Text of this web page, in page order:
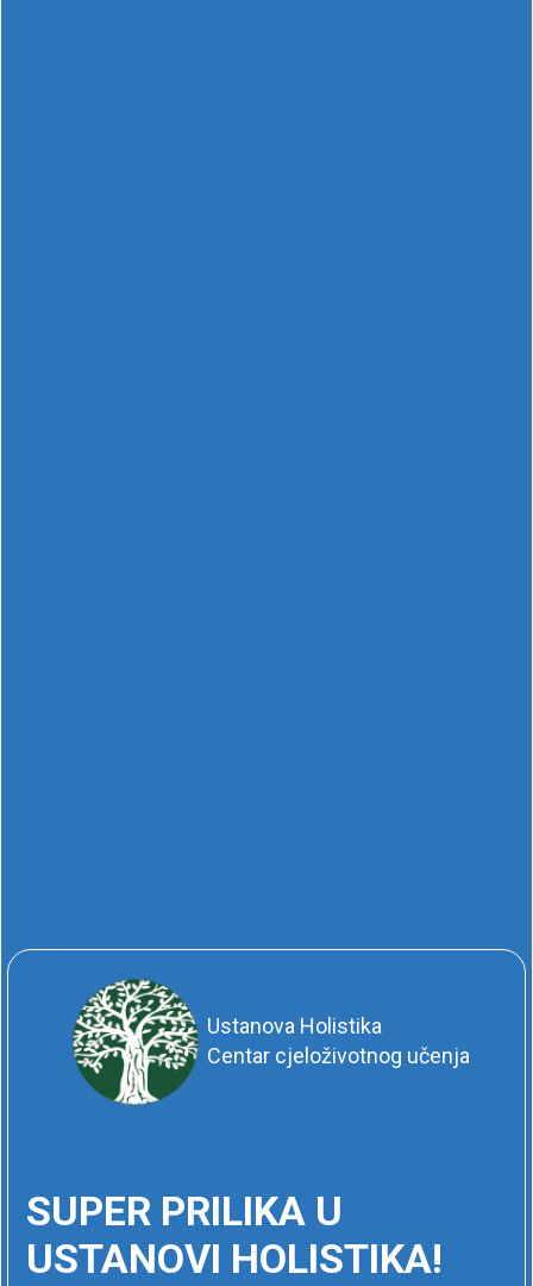
Ustanova Holistika
Centar cjeloživotnog učenja
SUPER PRILIKA U
USTANOVI HOLISTIKA!